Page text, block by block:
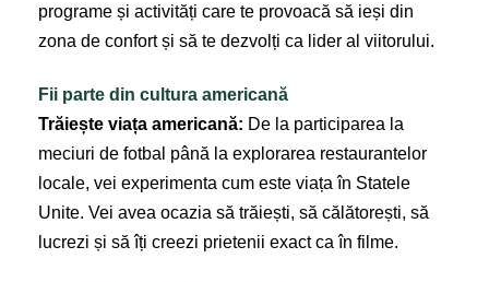
programe și activități care te provoacă să ieși din
zona de confort și să te dezvolți ca lider al viitorului.
Fii parte din cultura americană
Trăiește viața americană: De la participarea la
meciuri de fotbal până la explorarea restaurantelor
locale, vei experimenta cum este viața în Statele
Unite. Vei avea ocazia să trăiești, să călătorești, să
lucrezi și să îți creezi prietenii exact ca în filme.